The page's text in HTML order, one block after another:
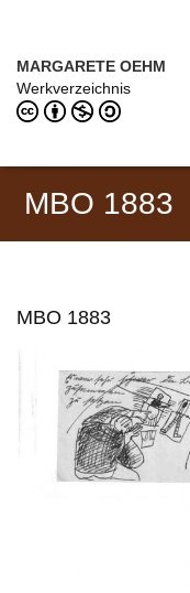
MARGARETE OEHM
Werkverzeichnis
MBO 1883
MBO 1883